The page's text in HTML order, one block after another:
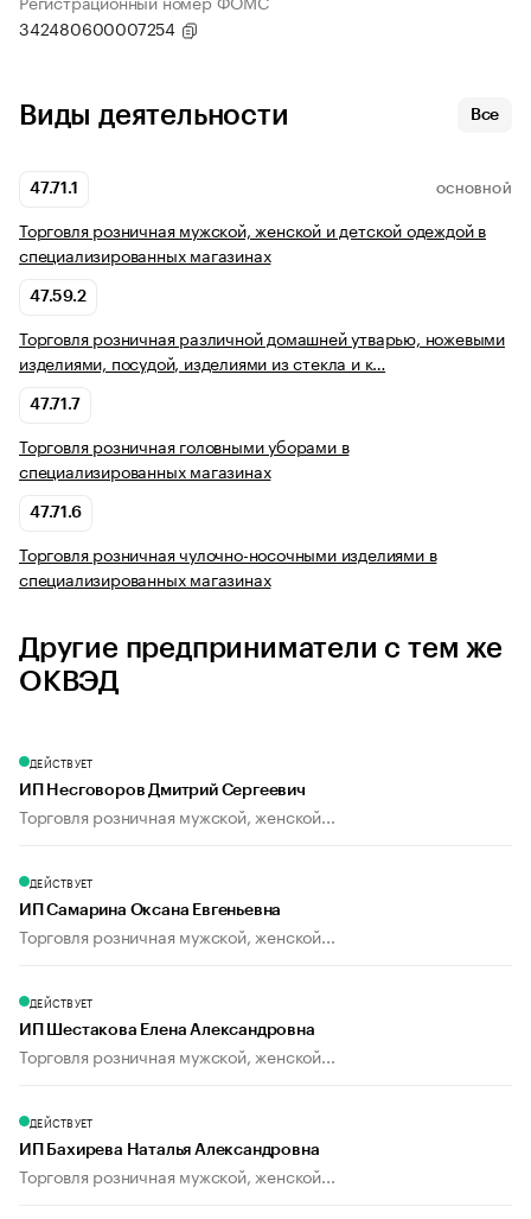
342480600007254
Виды деятельности Все
47.71.1 ОСНОВНОЙ
Торговля розничная мужской, женской и детской одеждой в
специализированных магазинах
47.59.2
Торговля розничная различной домашней утварью, ножевыми
изделиями, посудой, изделиями из стекла и к…
47.71.7
Торговля розничная головными уборами в
специализированных магазинах
47.71.6
Торговля розничная чулочно-носочными изделиями в
специализированных магазинах
Другие предприниматели с тем же
ОКВЭД
ДЕЙСТВУЕТ
ИП Несговоров Дмитрий Сергеевич
Торговля розничная мужской, женской...
ДЕЙСТВУЕТ
ИП Самарина Оксана Евгеньевна
Торговля розничная мужской, женской...
ДЕЙСТВУЕТ
ИП Шестакова Елена Александровна
Торговля розничная мужской, женской...
ДЕЙСТВУЕТ
ИП Бахирева Наталья Александровна
Торговля розничная мужской, женской...